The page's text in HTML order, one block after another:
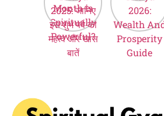
Spiritually
Powerful?
2025: जानिए
इस शुभ पर्व का
महत्व और खास
बातें
2026:
Wealth And
Prosperity
Guide